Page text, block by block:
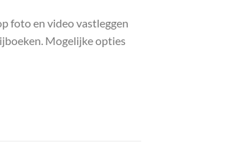
foto en video vastleggen
Mogelijke opties